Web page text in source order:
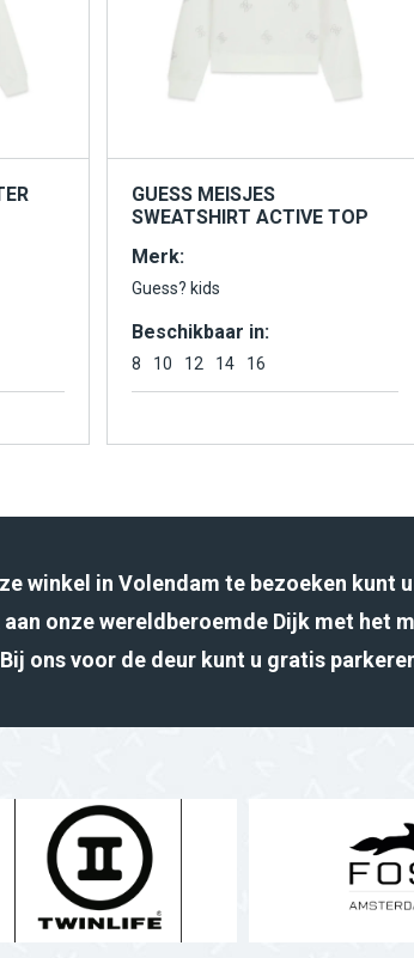
GUESS MEISJES
SWEATSHIRT ACTIVE TOP
Merk:
Guess? kids
Beschikbaar in:
8 10 12 14 16
winkel in Volendam te bezoeken kunt
onze wereldberoemde Dijk met het
ons voor de deur kunt u gratis